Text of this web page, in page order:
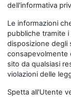
dell'informativa
Le informazioni
pubbliche tramite
disposizione degli
consapevolmente
sito da qualsiasi
violazioni delle
Spetta all'Utente